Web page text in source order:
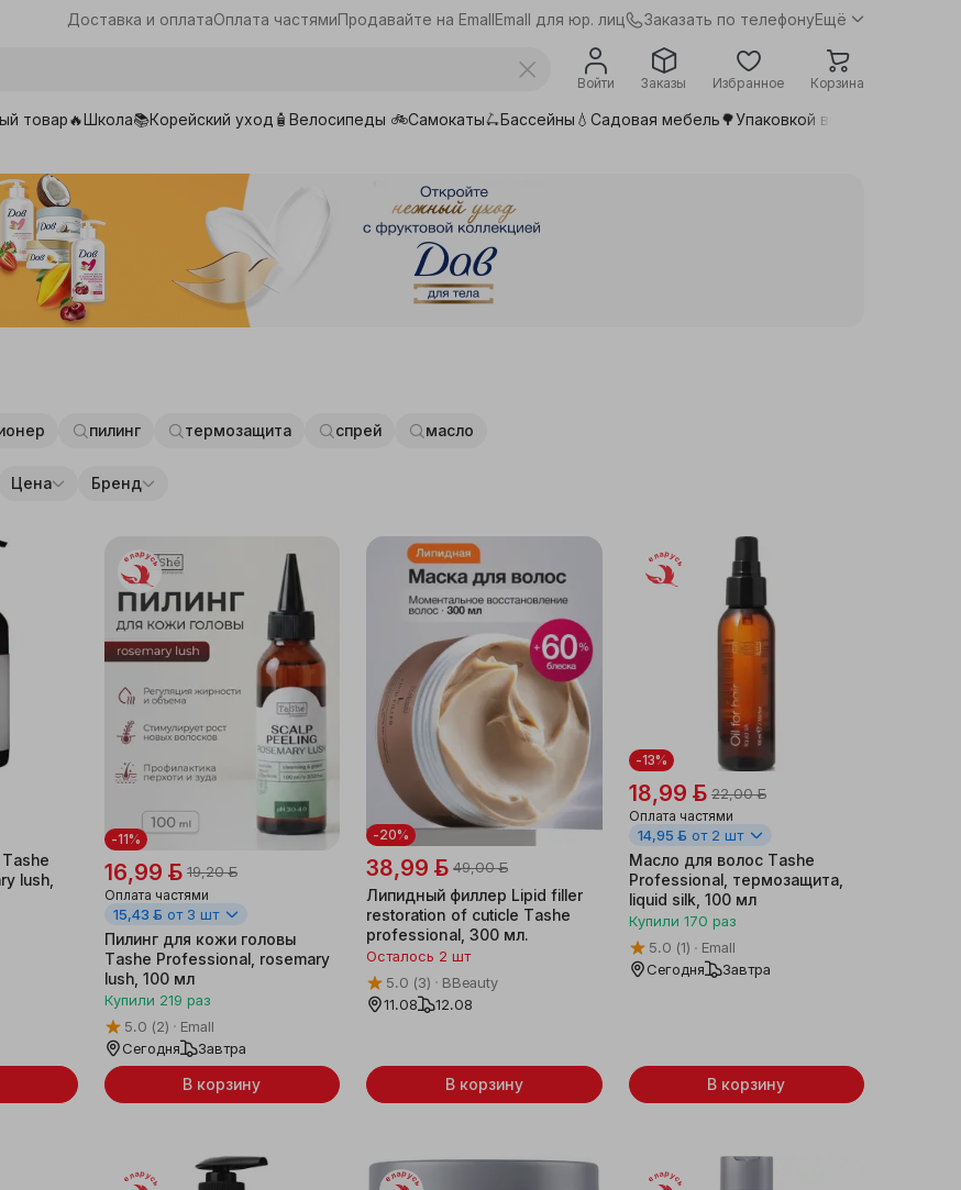
Доставка и оплатаОплата частямиПродавайте на EmallEmall для юр. лиц Заказать по телефонуЕщё
Войти Заказы Избранное Корзина
товар🔥Школа📚Корейский уход🧴 Велосипеды 🚲Самокаты🛴Бассейны💧 Садовая мебель🌳Упаковкой выгоднее📦
для школы
пилинг термозащита спрей масло
Цена Бренд
lush,
-11%
Беларусь
16,99 ƃ 19,20 ƃ
Оплата частями
15,43 ƃ от 3 шт
Пилинг для кожи головы
Tashe Professional, rosemary
lush, 100 мл
Купили 219 раз
5.0 (2)
Emall
Сегодня
Завтра
В корзину
-20%
38,99 ƃ 49,00 ƃ
Липидный филлер Lipid filler
restoration of cuticle Tashe
professional, 300 мл.
Осталось 2 шт
5.0 (3)
BBeauty
11.08
12.08
В корзину
-13%
Беларусь
18,99 ƃ 22,00 ƃ
Оплата частями
14,95 ƃ от 2 шт
Масло для волос Tashe
Professional, термозащита,
liquid silk, 100 мл
Купили 170 раз
5.0 (1)
Emall
Сегодня
Завтра
В корзину
Беларусь Беларусь Беларусь